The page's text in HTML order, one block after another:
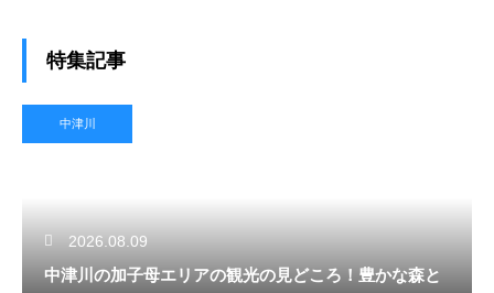
特集記事
中津川
2026.08.09
中津川の加子母エリアの観光の見どころ！豊かな森と